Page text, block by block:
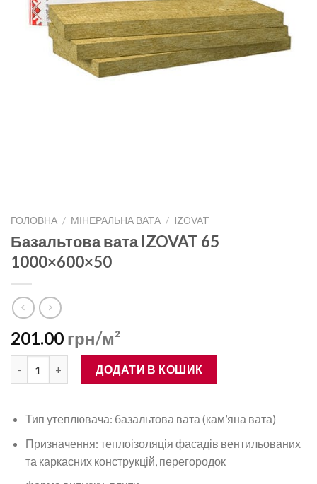
ГОЛОВНА / МІНЕРАЛЬНА ВАТА / IZOVAT
Базальтова вата IZOVAT 65
1000×600×50
201.00 грн/м²
Базальтова вата IZOVAT 65 1000×600×50 кількість
ДОДАТИ В КОШИК
Тип утеплювача: базальтова вата (кам’яна вата)
Призначення: теплоізоляція фасадів вентильованих
та каркасних конструкцій, перегородок